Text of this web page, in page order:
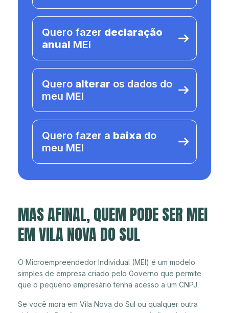
Quero fazer declaração
anual MEI
Quero alterar os dados do
meu MEI
Quero fazer a baixa do
meu MEI
MAS AFINAL, QUEM PODE SER MEI
EM VILA NOVA DO SUL
O Microempreendedor Individual (MEI) é um modelo
simples de empresa criado pelo Governo que permite
que o pequeno empresário tenha acesso a um CNPJ.
Se você mora em Vila Nova do Sul ou qualquer outra